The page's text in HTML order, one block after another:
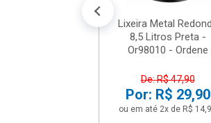
Lixeira Metal
8,5 Litros Preta -
Or98010 - Ordene
De: R$ 47,90
Por: R$ 29,90
ou em até 2x de R$